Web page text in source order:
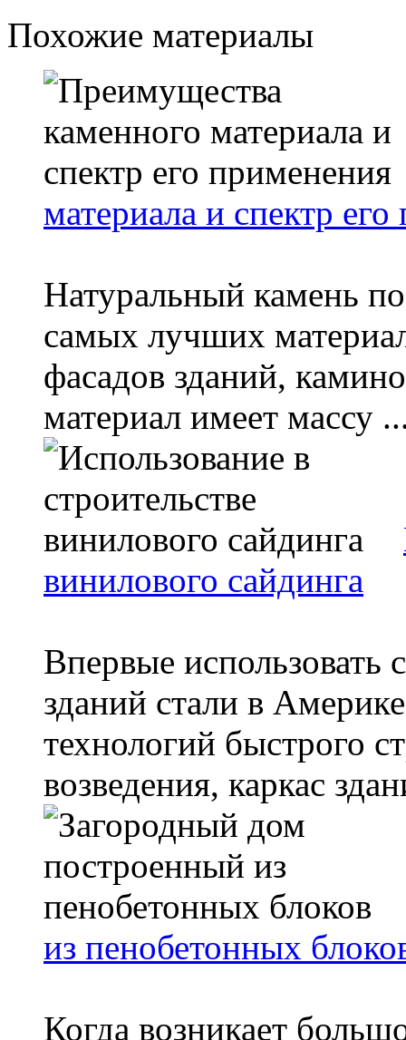
Похожие материалы
материала и спектр
Натуральный камень
самых лучших
фасадов зданий,
материал имеет массу
винилового сайдинга
Впервые использовать
зданий стали в
технологий быстрого
возведения, каркас
из пенобетонных
Когда возникает